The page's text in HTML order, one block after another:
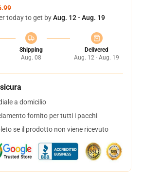
today to get byAug. 12 - Aug. 19
Shipping
Aug. 08
Delivered
Aug. 12 - Aug. 19
a domicilio
fornito per tutti i pacchi
se il prodotto non viene ricevuto